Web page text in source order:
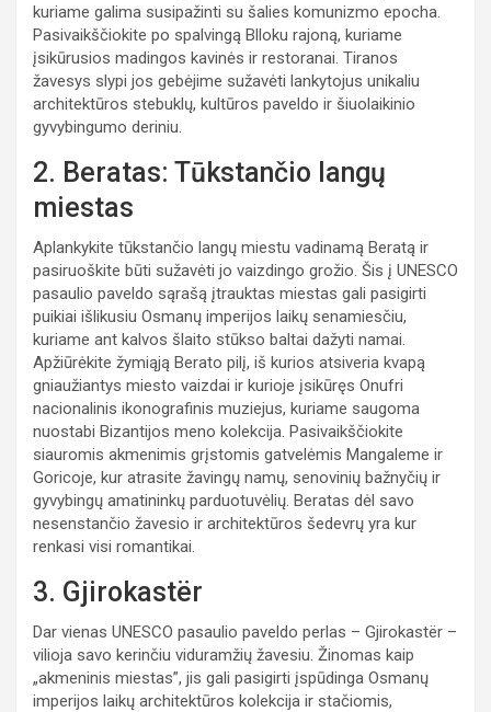
kuriame galima susipažinti su šalies komunizmo epocha.
Pasivaikščiokite po spalvingą Blloku rajoną, kuriame
įsikūrusios madingos kavinės ir restoranai. Tiranos
žavesys slypi jos gebėjime sužavėti lankytojus unikaliu
architektūros stebuklų, kultūros paveldo ir šiuolaikinio
gyvybingumo deriniu.
2. Beratas: Tūkstančio langų
miestas
Aplankykite tūkstančio langų miestu vadinamą Beratą ir
pasiruoškite būti sužavėti jo vaizdingo grožio. Šis į UNESCO
pasaulio paveldo sąrašą įtrauktas miestas gali pasigirti
puikiai išlikusiu Osmanų imperijos laikų senamiesčiu,
kuriame ant kalvos šlaito stūkso baltai dažyti namai.
Apžiūrėkite žymiąją Berato pilį, iš kurios atsiveria kvapą
gniaužiantys miesto vaizdai ir kurioje įsikūręs Onufri
nacionalinis ikonografinis muziejus, kuriame saugoma
nuostabi Bizantijos meno kolekcija. Pasivaikščiokite
siauromis akmenimis grįstomis gatvelėmis Mangaleme ir
Goricoje, kur atrasite žavingų namų, senovinių bažnyčių ir
gyvybingų amatininkų parduotuvėlių. Beratas dėl savo
nesenstančio žavesio ir architektūros šedevrų yra kur
renkasi visi romantikai.
3. Gjirokastër
Dar vienas UNESCO pasaulio paveldo perlas – Gjirokastër –
vilioja savo kerinčiu viduramžių žavesiu. Žinomas kaip
„akmeninis miestas”, jis gali pasigirti įspūdinga Osmanų
imperijos laikų architektūros kolekcija ir stačiomis,